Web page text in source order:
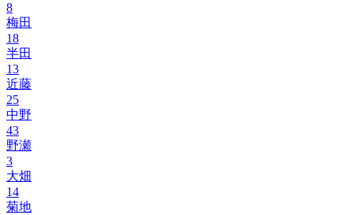
8
梅田
18
半田
13
近藤
25
中野
43
野瀬
3
大畑
14
菊地